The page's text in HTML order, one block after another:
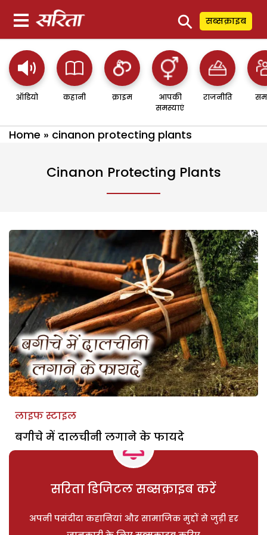
⚲ सब्सक्राइब
ऑडियो कहानी क्राइम
आपकी
समस्याएं
राजनीति
Home » cinanon protecting plants
Cinanon Protecting Plants
लाइफ स्टाइल
बगीचे में दालचीनी लगाने के फायदे
सरिता डिजिटल सब्सक्राइब करें
अपनी पसंदीदा कहानियां और सामाजिक मुद्दों से जुड़ी हर